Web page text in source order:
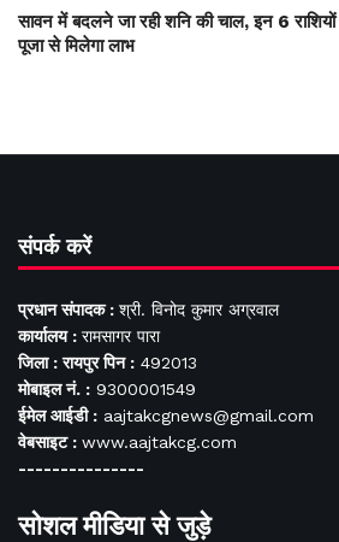
सावन में बदलने जा रही शनि की चाल, इन 6
पूजा से मिलेगा लाभ
संपर्क करें
प्रधान संपादक : श्री. विनोद कुमार अग्रवाल
कार्यालय : रामसागर पारा
जिला : रायपुर पिन : 492013
मोबाइल नं. : 9300001549
ईमेल आईडी : aajtakcgnews@gmail.com
वेबसाइट : www.aajtakcg.com
---------------
सोशल मीडिया से जुड़े